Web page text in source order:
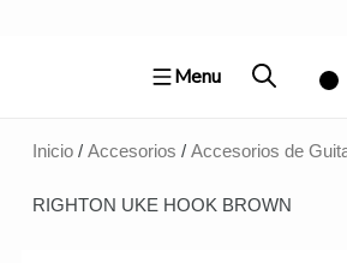
Menu
Inicio/ Accesorios / Accesorios de
RIGHTON UKE HOOK BROWN